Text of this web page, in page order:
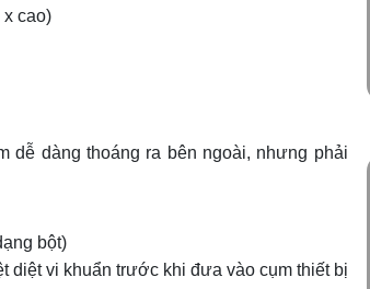
cao)
dễ dàng thoáng ra bên ngoài, nhưng phải
bột)
trước khi đưa vào cụm thiết bị